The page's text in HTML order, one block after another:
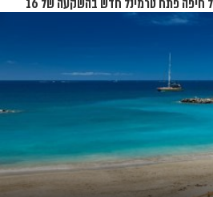
מהפכת הקרוזים של ישראל: נמל חיפה פתח טרמינל חדש בהשקעה של 16